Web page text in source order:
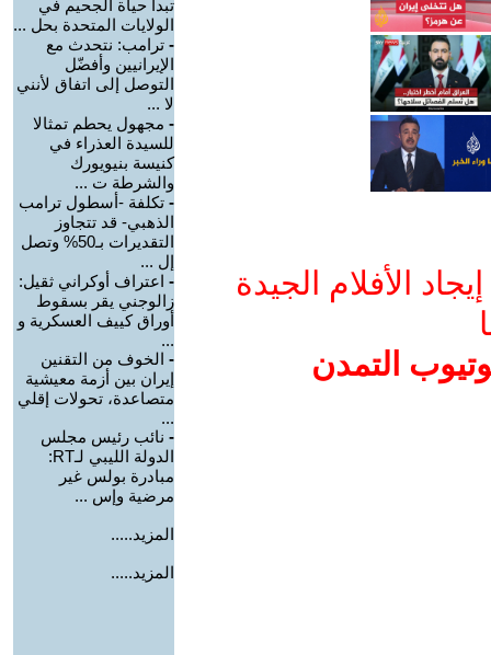
الأفلام الجيدة
التمدن
تبدأ حياة الجحيم في
الولايات المتحدة بحل ...
- ترامب: نتحدث مع
الإيرانيين وأفضّل
التوصل إلى اتفاق لأنني
لا ...
- مجهول يحطم تمثالا
للسيدة العذراء في
كنيسة بنيويورك
والشرطة ت ...
- تكلفة -أسطول ترامب
الذهبي- قد تتجاوز
التقديرات بـ50% وتصل
إل ...
- اعتراف أوكراني ثقيل:
زالوجني يقر بسقوط
أوراق كييف العسكرية و
...
- الخوف من التقنين
إيران بين أزمة معيشية
متصاعدة، تحولات إقلي
...
- نائب رئيس مجلس
الدولة الليبي لـRT:
مبادرة بولس غير
مرضية وإس ...
المزيد.....
المزيد.....